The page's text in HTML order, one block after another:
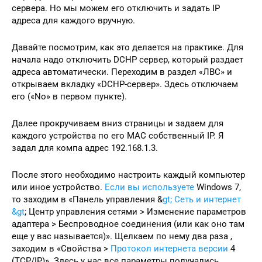
сервера. Но мы можем его отключить и задать IP
адреса для каждого вручную.
Давайте посмотрим, как это делается на практике. Для
начала надо отключить DCHP сервер, который раздает
адреса автоматически. Переходим в раздел «ЛВС» и
открываем вкладку «DCHP-сервер». Здесь отключаем
его («No» в первом пункте).
Далее прокручиваем вниз страницы и задаем для
каждого устройства по его MAC собственный IP. Я
задал для компа адрес 192.168.1.3.
После этого необходимо настроить каждый компьютер
или иное устройство. Если вы используете Windows 7,
то заходим в «Панель управления &gt; Сеть и интернет
&gt; Центр управления сетями > Изменение параметров
адаптера > Беспроводное соединения (или как оно там
еще у вас называется)». Щелкаем по нему два раза ,
заходим в «Свойства > Протокол интернета версии 4